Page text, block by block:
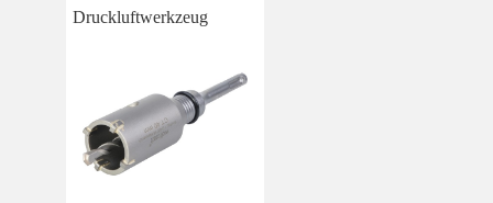
Druckluftwerkzeug